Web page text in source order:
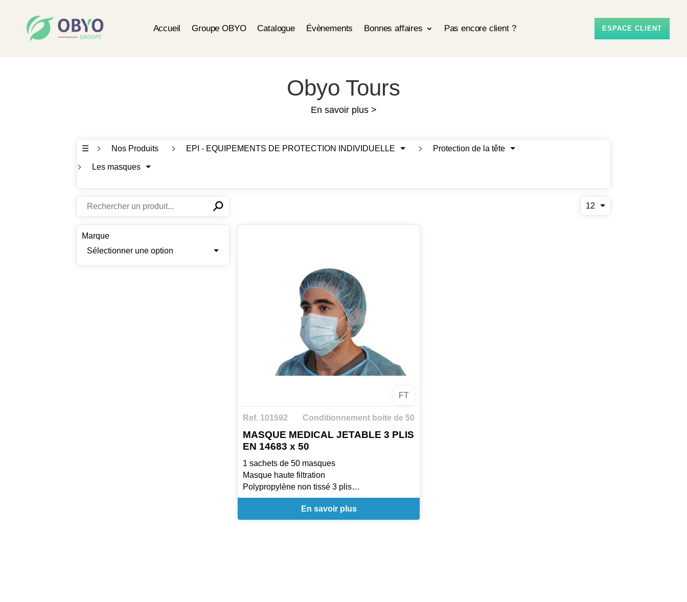
Accueil Groupe OBYO Catalogue Évènements Bonnes affaires Pas encore client ? ESPACE CLIENT
Obyo Tours
En savoir plus >
☰ Nos Produits EPI - EQUIPEMENTS DE PROTECTION INDIVIDUELLE Protection de la tête
Les masques
✕⚲ 12
Marque
Sélectionner une option
FT
Ref. 101592 Conditionnement boite de 50
MASQUE MEDICAL JETABLE 3 PLIS
EN 14683 x 50
1 sachets de 50 masques
Masque haute filtration
Polypropylène non tissé 3 plis
Elastiques en spandex, sans latex
Barrette nasale en aluminium gainé
EN 14683 : Masques à usage médical
En savoir plus